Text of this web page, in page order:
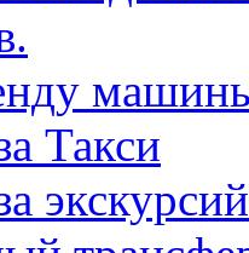
Такси
экскурсий